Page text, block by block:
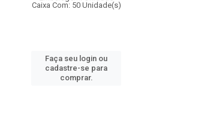
Caixa Com: 50 Unidade(s)
Faça seu login ou
cadastre-se para
comprar.